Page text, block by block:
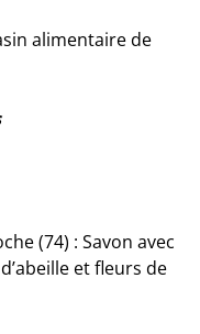
alimentaire de
(74) : Savon avec
et fleurs de